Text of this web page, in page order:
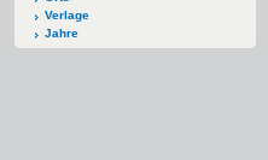
Verlage
Jahre